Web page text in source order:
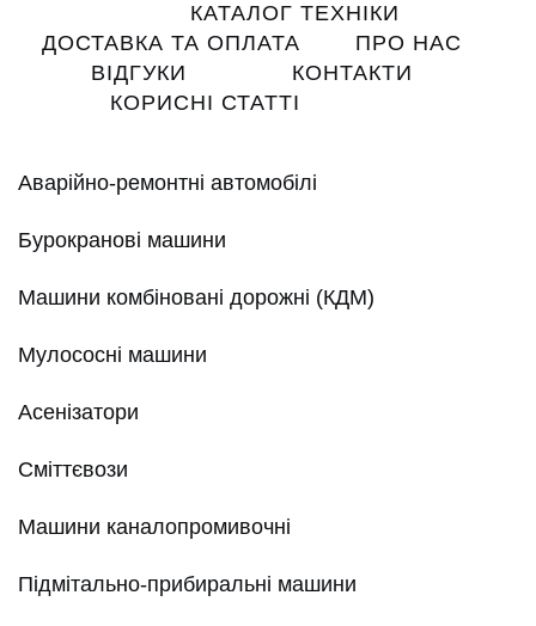
navigation
КАТАЛОГ ТЕХНІКИ
ДОСТАВКА ТА ОПЛАТА
ПРО НАС
ВІДГУКИ
КОНТАКТИ
КОРИСНІ СТАТТІ
Аварійно-ремонтні автомобілі
Бурокранові машини
Машини комбіновані дорожні (КДМ)
Мулососні машини
Асенізатори
Сміттєвози
Машини каналопромивочні
Підмітально-прибиральні машини